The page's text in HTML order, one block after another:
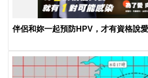
伴侶和妳一起預防HPV，才有資格說愛